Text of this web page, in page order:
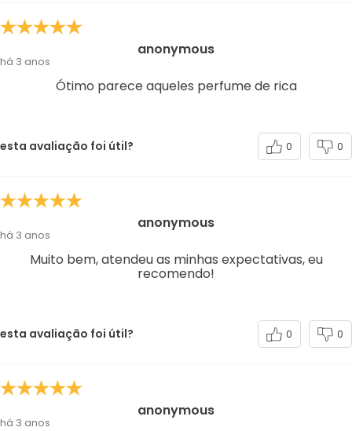
anonymous
há 3 anos
Ótimo parece aqueles perfume de rica
esta avaliação foi útil? 0 0
anonymous
há 3 anos
Muito bem, atendeu as minhas expectativas, eu
recomendo!
esta avaliação foi útil? 0 0
anonymous
há 3 anos